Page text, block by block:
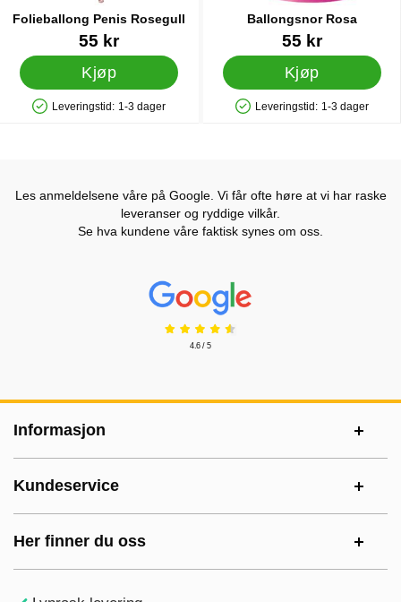
Folieballong Penis Rosegull
Varenummer 83391
55 kr
Kjøp
Produkttilgjengelighet: På lager
Leveringstid: 1-3 dager
Ballongsnor Rosa
Varenummer 12230
55 kr
Kjøp
Produkttilgjengelighet: På lager
Leveringstid: 1-3 dager
Les anmeldelsene våre på Google. Vi får ofte høre at vi har raske
leveranser og ryddige vilkår.
Se hva kundene våre faktisk synes om oss.
Prisjakt Vurdering: 4.6 Stjerne
4.6 / 5
Informasjon
Kundeservice
Her finner du oss